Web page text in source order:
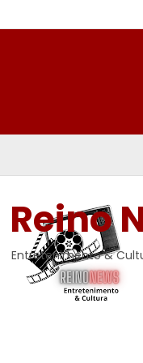
Reino
Entretenimento &